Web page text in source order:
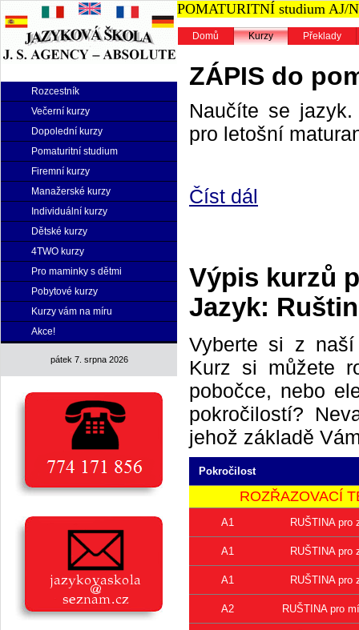
Rozcestník
Večerní kurzy
Dopolední kurzy
Pomaturitní studium
Firemní kurzy
Manažerské kurzy
Individuální kurzy
Dětské kurzy
4TWO kurzy
Pro maminky s dětmi
Pobytové kurzy
Kurzy vám na míru
Akce!
pátek 7. srpna 2026
POMATURITNÍ studium AJ/
Domů Kurzy Překlady
ZÁPIS do
Naučíte se
pro letošní
Číst dál
Výpis kurzů
Jazyk:
Vyberte si z
Kurz si můžete
pobočce, nebo
pokročilostí?
jehož základě
Pokročilost
ROZŘAZOVACÍ
A1 RUŠTINA pro
A1 RUŠTINA pro
A1 RUŠTINA pro
A2 RUŠTINA pro